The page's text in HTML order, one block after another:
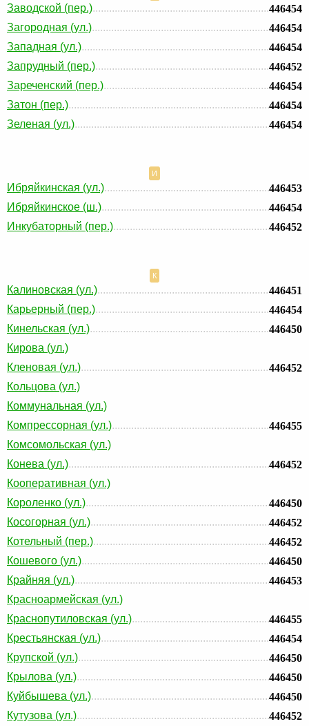
Заводской (пер.)
446454
Загородная (ул.)
446454
Западная (ул.)
446454
Запрудный (пер.)
446452
Зареченский (пер.)
446454
Затон (пер.)
446454
Зеленая (ул.)
446454
И
Ибряйкинская (ул.)
446453
Ибряйкинское (ш.)
446454
Инкубаторный (пер.)
446452
К
Калиновская (ул.)
446451
Карьерный (пер.)
446454
Кинельская (ул.)
446450
Кирова (ул.)
Кленовая (ул.)
446452
Кольцова (ул.)
Коммунальная (ул.)
Компрессорная (ул.)
446455
Комсомольская (ул.)
Конева (ул.)
446452
Кооперативная (ул.)
Короленко (ул.)
446450
Косогорная (ул.)
446452
Котельный (пер.)
446452
Кошевого (ул.)
446450
Крайняя (ул.)
446453
Красноармейская (ул.)
Краснопутиловская (ул.)
446455
Крестьянская (ул.)
446454
Крупской (ул.)
446450
Крылова (ул.)
446450
Куйбышева (ул.)
446450
Кутузова (ул.)
446452